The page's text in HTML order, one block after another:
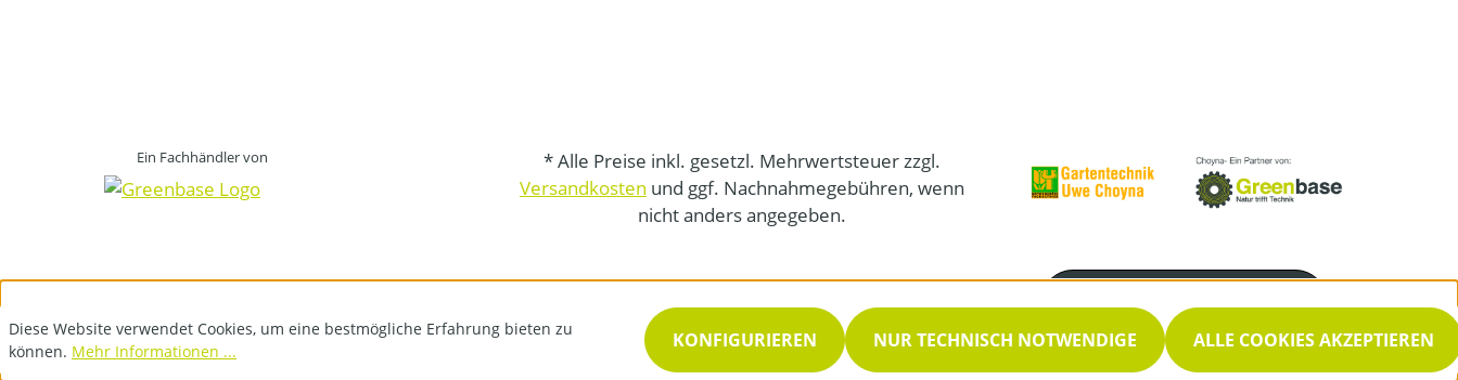
Ein Fachhändler von
* Alle Preise inkl. gesetzl. Mehrwertsteuer zzgl.
Versandkosten und ggf. Nachnahmegebühren, wenn
nicht anders angegeben.
03329 696893
Servicezeiten
Diese Website verwendet Cookies, um eine bestmögliche Erfahrung bieten zu
können. Mehr Informationen ... NUR TECHNISCH NOTWENDIGE
KONFIGURIEREN ALLE COOKIES AKZEPTIEREN